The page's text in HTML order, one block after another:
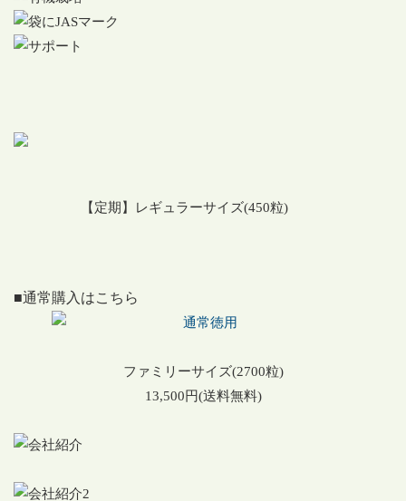
【定期】レギュラーサイズ(450粒)
■通常購入はこちら
ファミリーサイズ(2700粒)
13,500円(送料無料)